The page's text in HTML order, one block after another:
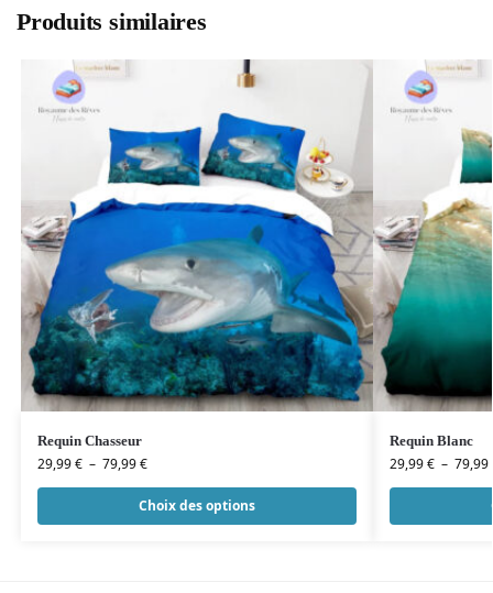
Produits similaires
Requin Chasseur
29,99€ – 79,99€
Choix des options
Requin Blanc
29,99€ – 79,99